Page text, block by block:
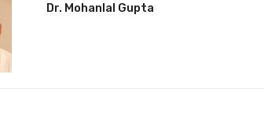
Dr. Mohanlal Gupta